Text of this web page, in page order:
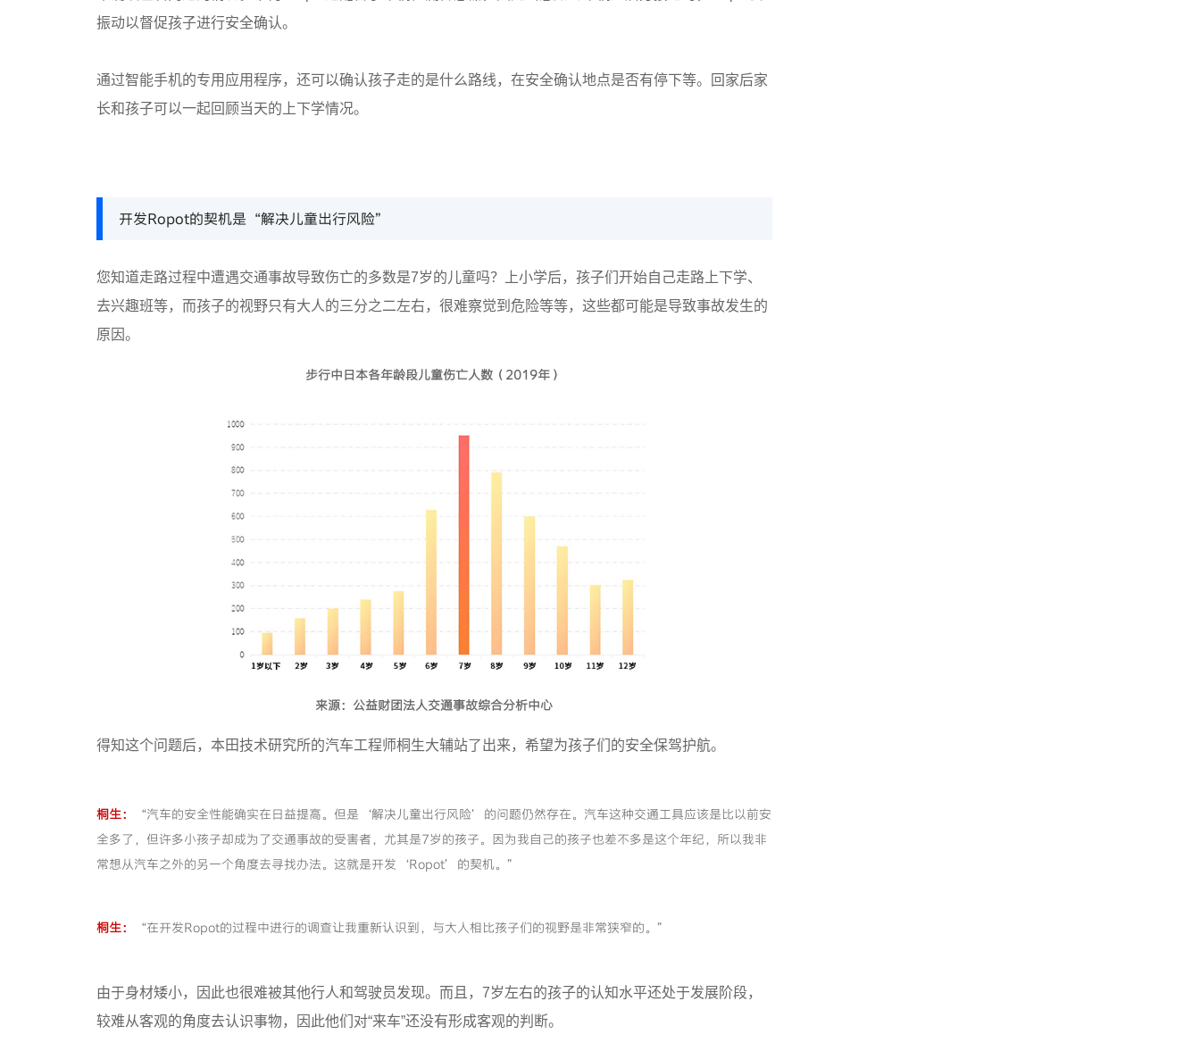
振动以督促孩子进行安全确认。
通过智能手机的专用应用程序，还可以确认孩子走的是什么路线，在安全确认地点是否有停下等。回家后家
长和孩子可以一起回顾当天的上下学情况。
开发Ropot的契机是“解决儿童出行风险”
您知道走路过程中遭遇交通事故导致伤亡的多数是7岁的儿童吗？上小学后，孩子们开始自己走路上下学、
去兴趣班等，而孩子的视野只有大人的三分之二左右，很难察觉到危险等等，这些都可能是导致事故发生的
原因。
步行中日本各年龄段儿童伤亡人数（2019年）
来源：公益财团法人交通事故综合分析中心
得知这个问题后，本田技术研究所的汽车工程师桐生大辅站了出来，希望为孩子们的安全保驾护航。
桐生：
“汽车的安全性能确实在日益提高。但是‘解决儿童出行风险’的问题仍然存在。汽车这种交通工具应该是比以前安
全多了，但许多小孩子却成为了交通事故的受害者，尤其是7岁的孩子。因为我自己的孩子也差不多是这个年纪，所以我非
常想从汽车之外的另一个角度去寻找办法。这就是开发‘Ropot’的契机。”
桐生： “在开发Ropot的过程中进行的调查让我重新认识到，与大人相比孩子们的视野是非常狭窄的。”
由于身材矮小，因此也很难被其他行人和驾驶员发现。而且，7岁左右的孩子的认知水平还处于发展阶段，
较难从客观的角度去认识事物，因此他们对“来车”还没有形成客观的判断。